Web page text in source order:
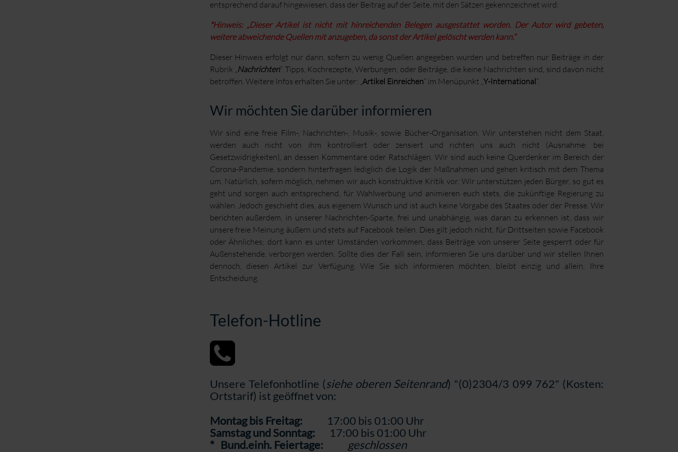
entsprechend darauf hingewiesen, dass der Beitrag auf der Seite, mit den Sätzen gekennzeichnet wird:
*Hinweis: „Dieser Artikel ist nicht mit hinreichenden Belegen ausgestattet worden. Der Autor wird gebeten,
weitere abweichende Quellen mit anzugeben, da sonst der Artikel gelöscht werden kann.“
Dieser Hinweis erfolgt nur dann, sofern zu wenig Quellen angegeben wurden und betreffen nur Beiträge in der
Rubrik „ Nachrichten“. Tipps, Kochrezepte, Werbungen, oder Beiträge, die keine Nachrichten sind, sind davon nicht
betroffen. Weitere Infos erhalten Sie unter: „ Artikel Einreichen“ im Menüpunkt „ Y-International“.
Wir möchten Sie darüber informieren
Wir sind eine freie Film-, Nachrichten-, Musik-, sowie Bücher-Organisation. Wir unterstehen nicht dem Staat,
werden auch nicht von ihm kontrolliert oder zensiert und richten uns auch nicht (Ausnahme: bei
Gesetzwidrigkeiten), an dessen Kommentare oder Ratschlägen. Wir sind auch keine Querdenker im Bereich der
Corona-Pandemie, sondern hinterfragen lediglich die Logik der Maßnahmen und gehen kritisch mit dem Thema
um. Natürlich, sofern möglich, nehmen wir auch konstruktive Kritik vor. Wir unterstützen jeden Bürger, so gut es
geht und sorgen auch entsprechend, für Wahlwerbung und animieren euch stets, die zukünftige Regierung zu
wählen. Jedoch geschieht dies, aus eigenem Wunsch und ist auch keine Vorgabe des Staates oder der Presse. Wir
berichten außerdem, in unserer Nachrichten-Sparte, frei und unabhängig, was daran zu erkennen ist, dass wir
unsere freie Meinung äußern und stets auf Facebook teilen. Dies gilt jedoch nicht, für Drittseiten sowie Facebook
oder Ähnliches; dort kann es unter Umständen vorkommen, dass Beiträge von unserer Seite gesperrt oder für
Außenstehende, verborgen werden. Sollte dies der Fall sein, informieren Sie uns darüber und wir stellen Ihnen
dennoch, diesen Artikel zur Verfügung. Wie Sie sich informieren möchten, bleibt einzig und allein, Ihre
Entscheidung.
Telefon-Hotline
Unsere Telefonhotline (siehe oberen Seitenrand) "(0)2304/3 099 762" (Kosten:
Ortstarif) ist geöffnet von:
Montag bis Freitag: 17:00 bis 01:00 Uhr
Samstag und Sonntag: 17:00 bis 01:00 Uhr
* Bund.einh. Feiertage: geschlossen